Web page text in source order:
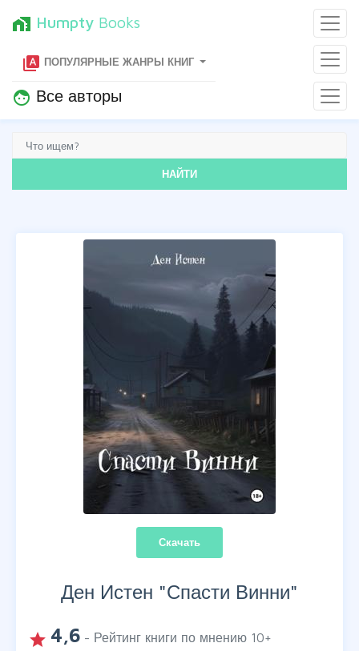
home_work Humpty Books
type_specimen ПОПУЛЯРНЫЕ ЖАНРЫ КНИГ
face Все авторы
НАЙТИ
Скачать
Ден Истен "Спасти Винни"
grade 4,6 - Рейтинг книги по мнению 10+